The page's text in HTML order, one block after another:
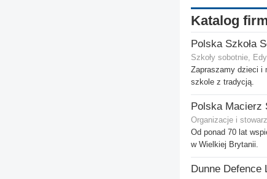
Katalog
Szkoły sobotnie,
Zapraszamy dzieci i
szkole z tradycją.
Polska Macierz
Organizacje i
Od ponad 70 lat
w Wielkiej Brytanii.
Dunne Defence